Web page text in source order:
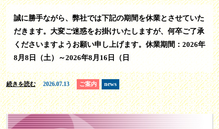
誠に勝手ながら、弊社では下記の期間を休業とさせていた
だきます。大変ご迷惑をお掛けいたしますが、何卒ご了承
くださいますようお願い申し上げます。休業期間：2026年
8月8日（土）～2026年8月16日（日
続きを読む 2026.07.13 ご案内 news